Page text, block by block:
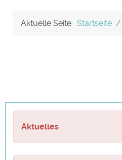
Aktuelle Seite: Startseite
Aktuelles